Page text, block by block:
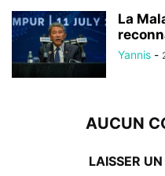
La
Yannis -
AUCUN
LAISSER